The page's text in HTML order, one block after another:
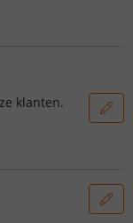
klanten.